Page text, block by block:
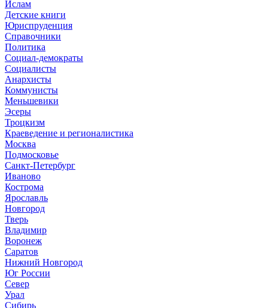
Ислам
Детские книги
Юриспруденция
Справочники
Политика
Социал-демократы
Социалисты
Анархисты
Коммунисты
Меньшевики
Эсеры
Троцкизм
Краеведение и регионалистика
Москва
Подмосковье
Санкт-Петербург
Иваново
Кострома
Ярославль
Новгород
Тверь
Владимир
Воронеж
Саратов
Нижний Новгород
Юг России
Север
Урал
Сибирь